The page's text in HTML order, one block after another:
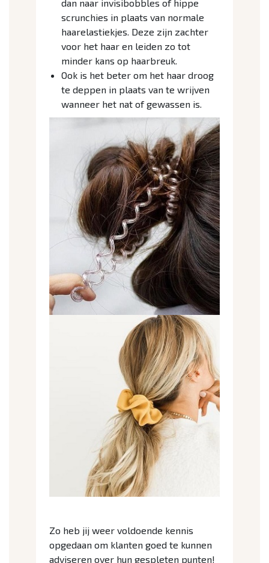
dan naar invisibobbles of hippe
scrunchies in plaats van normale
haarelastiekjes. Deze zijn zachter
voor het haar en leiden zo tot
minder kans op haarbreuk.
Ook is het beter om het haar droog
te deppen in plaats van te wrijven
wanneer het nat of gewassen is.
Zo heb jij weer voldoende kennis
opgedaan om klanten goed te kunnen
adviseren over hun gespleten punten!